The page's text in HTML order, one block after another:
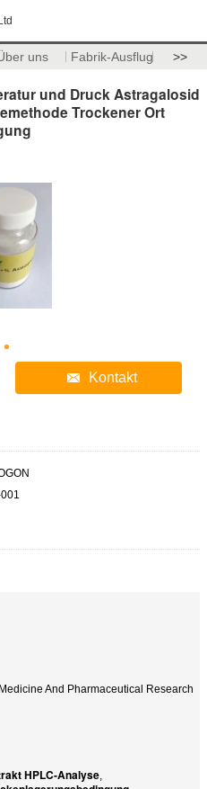
uns Fabrik-Ausflug >>
und Druck Astragalosid
Trockener Ort
Kontakt
And Pharmaceutical Research
HPLC-Analyse,